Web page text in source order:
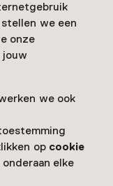
we een
onze
jouw
we ook
op cookie
elke
tabblad